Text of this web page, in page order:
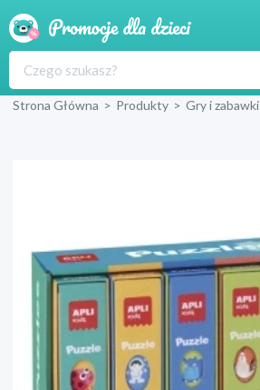
Produkty
Wyprawka
Strona Główna > Produkty > Gry i zabawki